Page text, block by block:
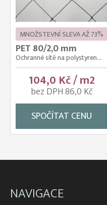
MNOŽSTEVNÍ SLEVA AŽ 73%
PET 80/2,0 mm
Ochranné sítě na polystyren...
104,0 Kč / m2
bez DPH 86,0 Kč
SPOČÍTAT CENU
NAVIGACE